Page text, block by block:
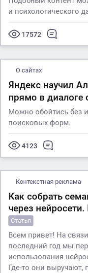
и психологического
17572
О сайтах
Яндекс научил
прямо в диалоге
Можно обойтись без
поисковых форм.
4123
Контекстная реклама
Как собрать
через
Статья
Всем привет! На
последний год мы
использования
Где-то они выручают,